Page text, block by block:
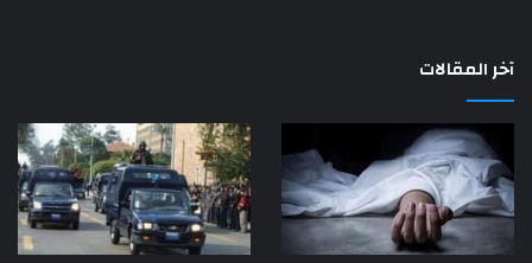
آخر المقالات